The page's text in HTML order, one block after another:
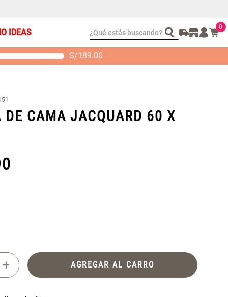
IDEAS ¿Qué estás buscando? 0
S/189.00
DE CAMA JACQUARD 60 X
+ AGREGAR AL CARRO